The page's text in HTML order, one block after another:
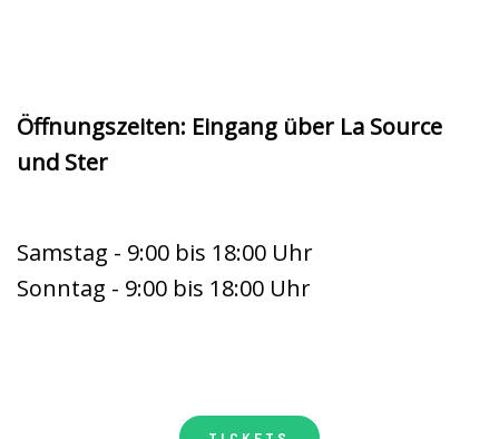
Öffnungszeiten: Eingang über La Source
und Ster
Samstag - 9:00 bis 18:00 Uhr
Sonntag - 9:00 bis 18:00 Uhr